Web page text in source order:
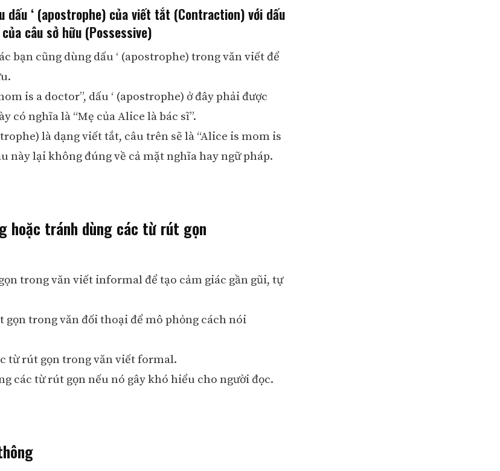
dấu ‘ (apostrophe) của viết tắt (Contraction) với dấu
câu sở hữu (Possessive)
bạn cũng dùng dấu ‘ (apostrophe) trong văn viết để
is a doctor”, dấu ‘ (apostrophe) ở đây phải được
có nghĩa là “Mẹ của Alice là bác sĩ”.
là dạng viết tắt, câu trên sẽ là “Alice is mom is
này lại không đúng về cả mặt nghĩa hay ngữ pháp.
hoặc tránh dùng các từ rút gọn
trong văn viết informal để tạo cảm giác gần gũi, tự
gọn trong văn đối thoại để mô phỏng cách nói
từ rút gọn trong văn viết formal.
các từ rút gọn nếu nó gây khó hiểu cho người đọc.